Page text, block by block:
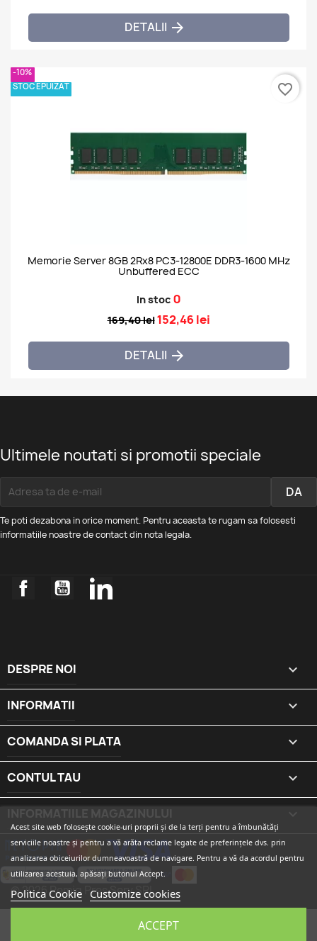
DETALII 
Memorie Server 8GB 2Rx8 PC3-12800E DDR3-1600 MHz
Unbuffered ECC
In stoc 0
169,40 lei152,46 lei
DETALII 
-10%
STOC EPUIZAT
favorite_border
Ultimele noutati si promotii speciale
Te poti dezabona in orice moment. Pentru aceasta te rugam sa folosesti
informatiile noastre de contact din nota legala.
FacebookYouTubeLinkedIn
DESPRE NOI 
INFORMATII 
COMANDA SI PLATA 
CONTUL TAU 
Acest site web folosește cookie-uri proprii și de la terți pentru a îmbunătăți
serviciile noastre și pentru a vă arăta reclame legate de preferințele dvs. prin
analizarea obiceiurilor dumneavoastră de navigare. Pentru a vă da acordul pentru
utilizarea acestuia, apăsați butonul Accept.
Politica Cookie Customize cookies
ACCEPT
© 2026 Remig Pres Serv SRL